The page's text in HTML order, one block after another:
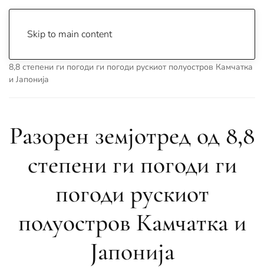
Skip to main content
8,8 степени ги погоди ги погоди рускиот полуостров Камчатка
и Јапонија
Разорен земјотред од 8,8
степени ги погоди ги
погоди рускиот
полуостров Камчатка и
Јапонија